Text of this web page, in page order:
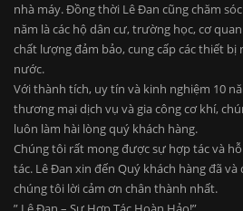
nhà máy. Đồng thời Lê Đan cũng chăm
năm là các hộ dân cư, trường học, cơ
chất lượng đảm bảo, cung cấp các thiết
nước.
Với thành tích, uy tín và kinh nghiệm 10
thương mại dịch vụ và gia công cơ khí,
luôn làm hài lòng quý khách hàng.
Chúng tôi rất mong được sự hợp tác và
tác. Lê Đan xin đến Quý khách hàng đã
chúng tôi lời cảm ơn chân thành nhất.